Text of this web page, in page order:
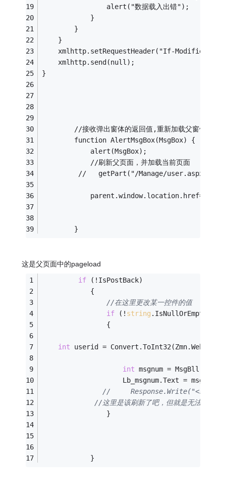
                alert("数据载入出错");
            }
        }
    }
xmlhttp.setRequestHeader("If-Modified-
    xmlhttp.send(null);
}
        //接收弹出窗体的返回值,重新加载父窗体.
        function AlertMsgBox(MsgBox) {
            alert(MsgBox);
            //刷新父页面，并加载当前页面
//   getPart("/Manage/
parent.window.location.href="/
        }
这是父页面中的pageload
if (!IsPostBack)
            {
//在这里更改某一控件的值
if (! string
                {
int userid =
int msgnum =
Lb_msgnum.Text =
//
//这里是该刷新了吧，但就是无法实现局
                }
            }